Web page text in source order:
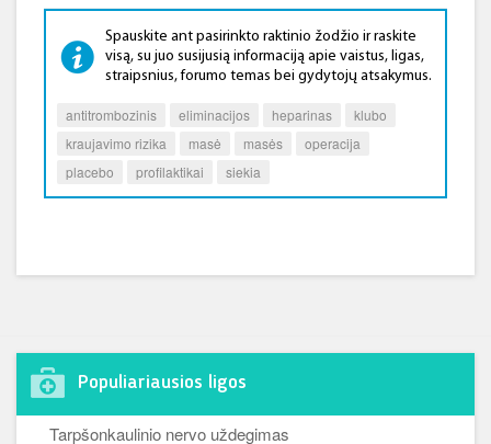
Spauskite ant pasirinkto raktinio žodžio ir raskite
visą, su juo susijusią informaciją apie vaistus, ligas,
straipsnius, forumo temas bei gydytojų atsakymus.
antitrombozinis eliminacijos heparinas
klubo
kraujavimo rizika
masė masės
operacija
placebo
profilaktikai siekia
Populiariausios ligos
Tarpšonkaulinio nervo uždegimas